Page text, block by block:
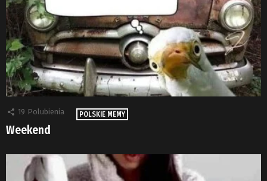
19 Polubienia POLSKIE MEMY
Weekend